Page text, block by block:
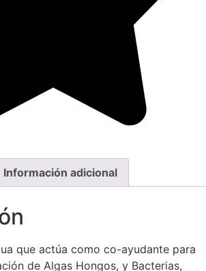
Información adicional
que actúa como co-ayudante para
de Algas Hongos, y Bacterias,